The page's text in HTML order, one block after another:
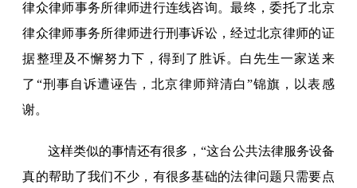
律众律师事务所律师进行连线咨询。最终，委托了北京
律众律师事务所律师进行刑事诉讼，经过北京律师的证
据整理及不懈努力下，得到了胜诉。白先生一家送来
了“刑事自诉遭诬告，北京律师辩清白”锦旗，以表感
谢。
这样类似的事情还有很多，“这台公共法律服务设备
真的帮助了我们不少，有很多基础的法律问题只需要点